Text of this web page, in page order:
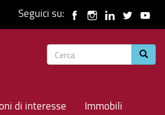
Seguici su:
Form
ricerca
di interesse Immobili